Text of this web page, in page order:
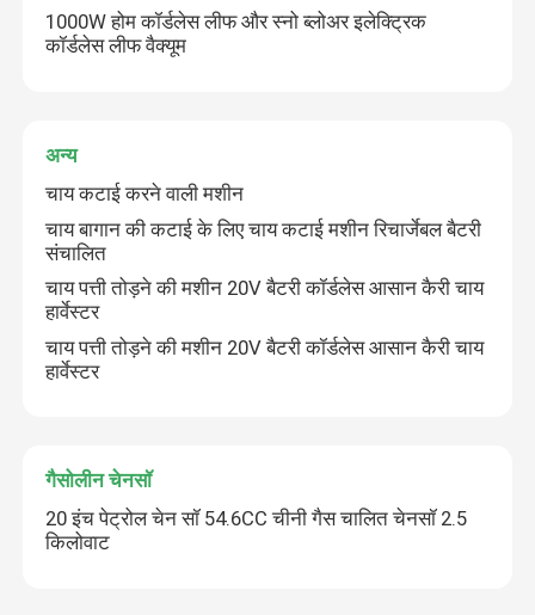
1000W होम कॉर्डलेस लीफ और स्नो ब्लोअर इलेक्ट्रिक
कॉर्डलेस लीफ वैक्यूम
अन्य
चाय कटाई करने वाली मशीन
चाय बागान की कटाई के लिए चाय कटाई मशीन रिचार्जेबल बैटरी
संचालित
चाय पत्ती तोड़ने की मशीन 20V बैटरी कॉर्डलेस आसान कैरी चाय
हार्वेस्टर
चाय पत्ती तोड़ने की मशीन 20V बैटरी कॉर्डलेस आसान कैरी चाय
हार्वेस्टर
गैसोलीन चेनसॉ
20 इंच पेट्रोल चेन सॉ 54.6CC चीनी गैस चालित चेनसॉ 2.5
किलोवाट